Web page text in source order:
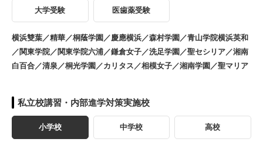
大学受験 医歯薬受験
横浜雙葉／精華／桐蔭学園／慶應横浜／森村学園／青山学院横浜英和
／関東学院／関東学院六浦／鎌倉女子／洗足学園／聖セシリア／湘南
白百合／清泉／桐光学園／カリタス／相模女子／湘南学園／聖マリア
私立校講習・内部進学対策実施校
小学校 中学校 高校